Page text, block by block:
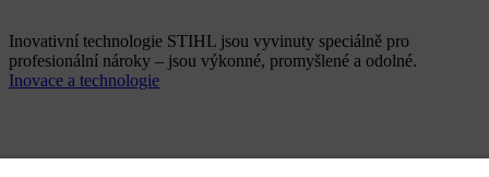
Inovativní technologie STIHL jsou vyvinuty speciálně pro
profesionální nároky – jsou výkonné, promyšlené a odolné.
Inovace a technologie